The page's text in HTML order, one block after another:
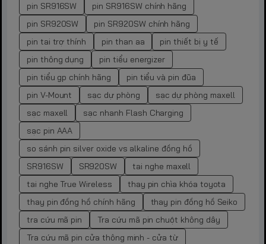
pin SR916SW
pin SR916SW chính hãng
pin SR920SW
pin SR920SW chính hãng
pin tai trợ thính
pin than aa
pin thiết bị y tế
pin thông dụng
pin tiểu energizer
pin tiểu gp chính hãng
pin tiểu và pin đũa
pin V-Mount
sạc dự phòng
sạc dự phòng maxell
sạc maxell
sạc nhanh Flash Charging
sạc pin AAA
so sánh pin silver oxide vs alkaline đồng hồ
SR916SW
SR920SW
tai nghe maxell
tai nghe True Wireless
thay pin chìa khóa toyota
thay pin đồng hồ chính hãng
thay pin đồng hồ Seiko
tra cứu mã pin
Tra cứu mã pin chuột không dây
Tra cứu mã pin cửa thông minh - cửa từ